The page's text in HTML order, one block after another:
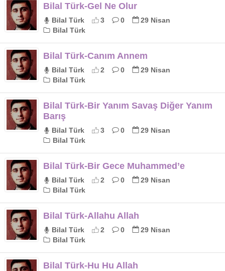
Bilal Türk-Gel Ne Olur
Bilal Türk 3 0
29 Nisan
Bilal Türk
Bilal Türk-Canım Annem
Bilal Türk 2 0
29 Nisan
Bilal Türk
Bilal Türk-Bir Yanım Savaş Diğer Yanım
Barış
Bilal Türk 3 0
29 Nisan
Bilal Türk
Bilal Türk-Bir Gece Muhammed’e
Bilal Türk 2 0
29 Nisan
Bilal Türk
Bilal Türk-Allahu Allah
Bilal Türk 2 0
29 Nisan
Bilal Türk
Bilal Türk-Hu Hu Allah